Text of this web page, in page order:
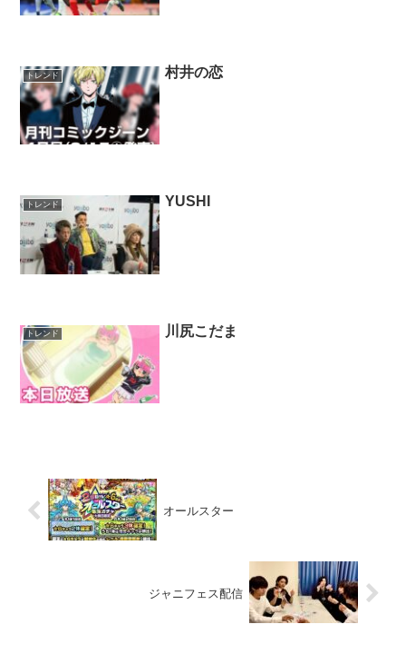
トレンド 村井の恋
トレンド YUSHI
トレンド 川尻こだま
オールスター
ジャニフェス配信